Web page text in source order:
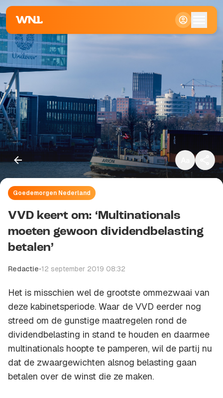
Klein
Standaard
Groot
Goedemorgen Nederland
VVD keert om: ‘Multinationals
moeten gewoon dividendbelasting
betalen’
Redactie•12 september 2019 08:32
Het is misschien wel de grootste ommezwaai van
deze kabinetsperiode. Waar de VVD eerder nog
streed om de gunstige maatregelen rond de
dividendbelasting in stand te houden en daarmee
multinationals hoopte te pamperen, wil de partij nu
dat de zwaargewichten alsnog belasting gaan
betalen over de winst die ze maken.